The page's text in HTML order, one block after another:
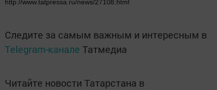
http://www.tatpressa.ru/news/27108.html
Следите за самым важным и интересным в
Telegram-канале Татмедиа
Читайте новости Татарстана в